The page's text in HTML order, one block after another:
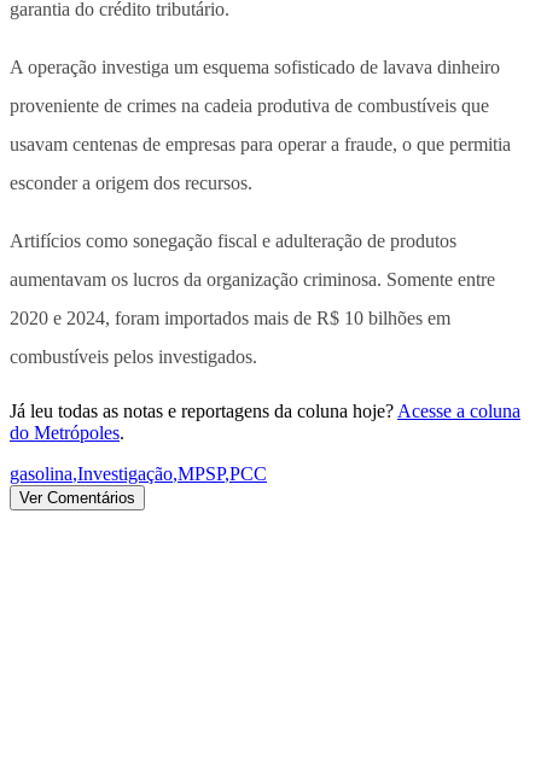
garantia do crédito tributário.
A operação investiga um esquema sofisticado de lavava dinheiro
proveniente de crimes na cadeia produtiva de combustíveis que
usavam centenas de empresas para operar a fraude, o que permitia
esconder a origem dos recursos.
Artifícios como sonegação fiscal e adulteração de produtos
aumentavam os lucros da organização criminosa. Somente entre
2020 e 2024, foram importados mais de R$ 10 bilhões em
combustíveis pelos investigados.
Já leu todas as notas e reportagens da coluna hoje? Acesse a coluna
do Metrópoles.
gasolina,Investigação,MPSP,PCC
Ver Comentários